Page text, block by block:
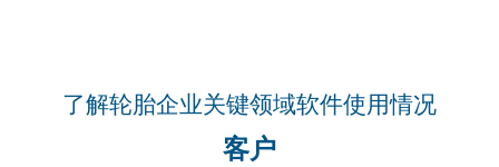
了解轮胎企业关键领域软件使用情况
客户